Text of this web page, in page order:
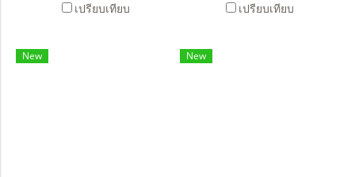
เปรียบเทียบ
เปรียบเทียบ
New New